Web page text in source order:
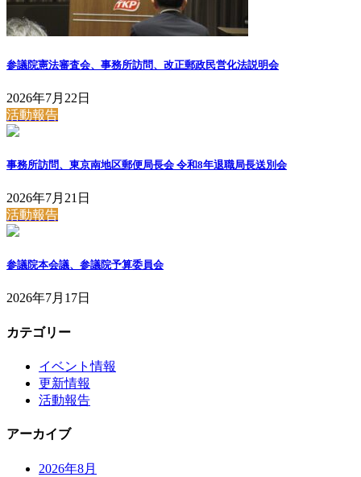
参議院憲法審査会、事務所訪問、改正郵政民営化法説明会
2026年7月22日
活動報告
事務所訪問、東京南地区郵便局長会 令和8年退職局長送別会
2026年7月21日
活動報告
参議院本会議、参議院予算委員会
2026年7月17日
カテゴリー
イベント情報
更新情報
活動報告
アーカイブ
2026年8月